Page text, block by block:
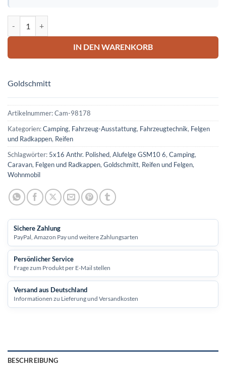
IN DEN WARENKORB
Goldschmitt
Artikelnummer:Cam-98178
Kategorien:Camping, Fahrzeug-Ausstattung, Fahrzeugtechnik, Felgen
und Radkappen, Reifen
Schlagwörter: 5x16 Anthr. Polished, Alufelge GSM10 6, Camping,
Caravan, Felgen und Radkappen, Goldschmitt, Reifen und Felgen,
Wohnmobil
Sichere Zahlung
PayPal, Amazon Pay und weitere Zahlungsarten
Persönlicher Service
Frage zum Produkt per E-Mail stellen
Versand aus Deutschland
Informationen zu Lieferung und Versandkosten
BESCHREIBUNG